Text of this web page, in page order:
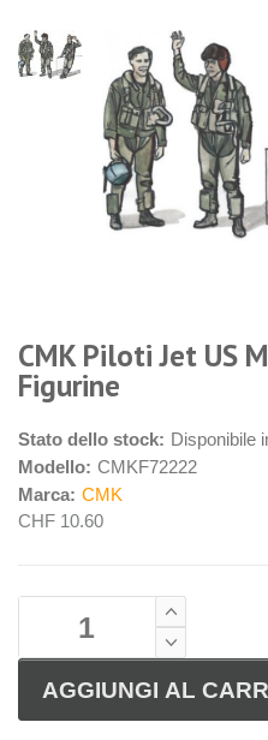
CMK Piloti Jet US
Figurine
Stato dello stock: Disponibile
Modello: CMKF72222
Marca: CMK
CHF 10.60